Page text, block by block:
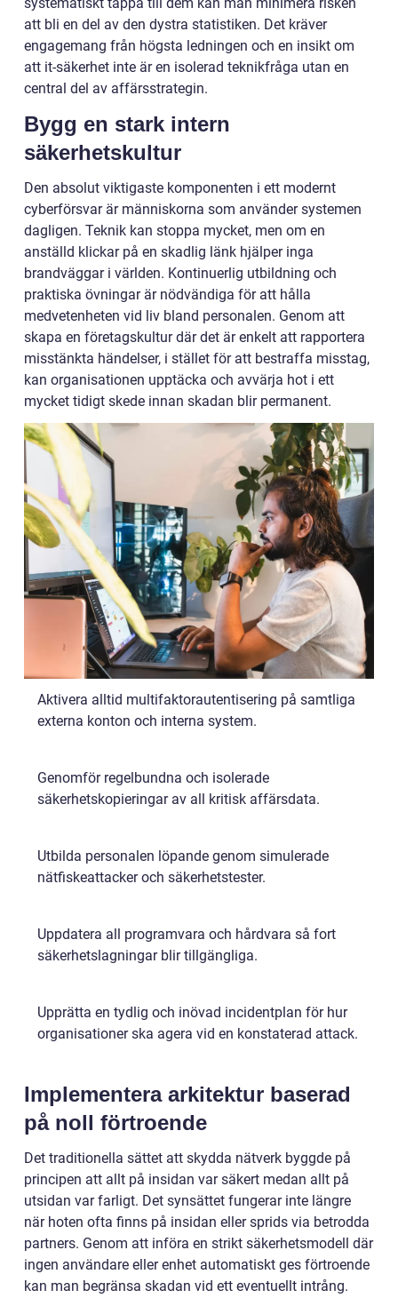
att bli en del av den dystra statistiken. Det kräver
engagemang från högsta ledningen och en insikt om
att it-säkerhet inte är en isolerad teknikfråga utan en
central del av affärsstrategin.
Bygg en stark intern
säkerhetskultur
Den absolut viktigaste komponenten i ett modernt
cyberförsvar är människorna som använder systemen
dagligen. Teknik kan stoppa mycket, men om en
anställd klickar på en skadlig länk hjälper inga
brandväggar i världen. Kontinuerlig utbildning och
praktiska övningar är nödvändiga för att hålla
medvetenheten vid liv bland personalen. Genom att
skapa en företagskultur där det är enkelt att rapportera
misstänkta händelser, i stället för att bestraffa misstag,
kan organisationen upptäcka och avvärja hot i ett
mycket tidigt skede innan skadan blir permanent.
Aktivera alltid multifaktorautentisering på samtliga
externa konton och interna system.
Genomför regelbundna och isolerade
säkerhetskopieringar av all kritisk affärsdata.
Utbilda personalen löpande genom simulerade
nätfiskeattacker och säkerhetstester.
Uppdatera all programvara och hårdvara så fort
säkerhetslagningar blir tillgängliga.
Upprätta en tydlig och inövad incidentplan för hur
organisationer ska agera vid en konstaterad attack.
Implementera arkitektur baserad
på noll förtroende
Det traditionella sättet att skydda nätverk byggde på
principen att allt på insidan var säkert medan allt på
utsidan var farligt. Det synsättet fungerar inte längre
när hoten ofta finns på insidan eller sprids via betrodda
partners. Genom att införa en strikt säkerhetsmodell där
ingen användare eller enhet automatiskt ges förtroende
kan man begränsa skadan vid ett eventuellt intrång.